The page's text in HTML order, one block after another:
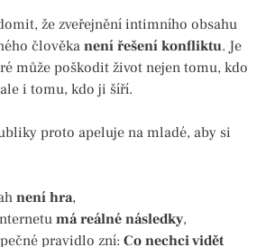
že zveřejnění intimního obsahu
člověka není řešení konfliktu. Je
může poškodit život nejen tomu, kdo
i tomu, kdo ji šíří.
proto apeluje na mladé, aby si
není hra,
má reálné následky,
pravidlo zní: Co nechci vidět